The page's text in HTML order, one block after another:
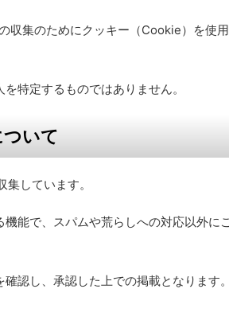
収集のためにクッキー（Cookie）を使用
特定するものではありません。
いて
しています。
能で、スパムや荒らしへの対応以外にこ
認し、承認した上での掲載となります。